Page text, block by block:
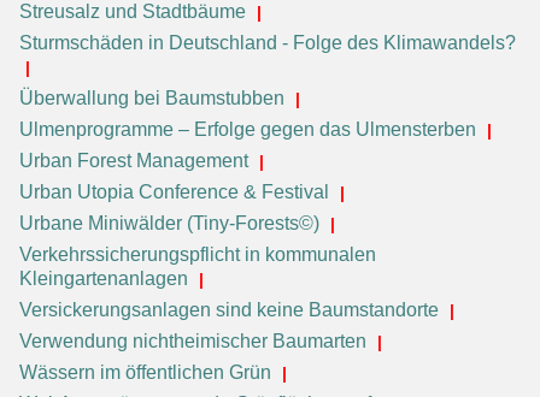
Streusalz und Stadtbäume
Sturmschäden in Deutschland - Folge des Klimawandels?
Überwallung bei Baumstubben
Ulmenprogramme – Erfolge gegen das Ulmensterben
Urban Forest Management
Urban Utopia Conference & Festival
Urbane Miniwälder (Tiny-Forests©)
Verkehrssicherungspflicht in kommunalen
Kleingartenanlagen
Versickerungsanlagen sind keine Baumstandorte
Verwendung nichtheimischer Baumarten
Wässern im öffentlichen Grün